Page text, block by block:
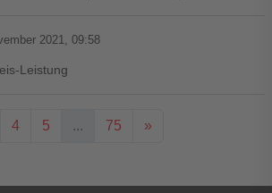
2021, 09:58
Leistung
4 5 ... 75 »